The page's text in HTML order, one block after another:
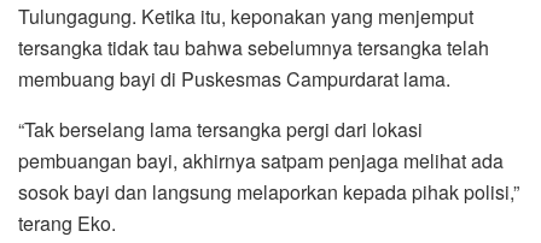
Tulungagung. Ketika itu, keponakan yang menjemput
tersangka tidak tau bahwa sebelumnya tersangka telah
membuang bayi di Puskesmas Campurdarat lama.
“Tak berselang lama tersangka pergi dari lokasi
pembuangan bayi, akhirnya satpam penjaga melihat ada
sosok bayi dan langsung melaporkan kepada pihak polisi,”
terang Eko.